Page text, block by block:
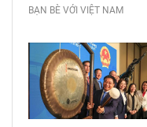
BẠN BÈ VỚI VIỆT NAM